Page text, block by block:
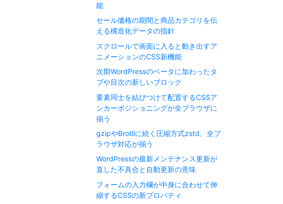
能
セール価格の期間と商品カテゴリを伝
える構造化データの指針
スクロールで画面に入ると動き出すア
ニメーションのCSS新機能
次期WordPressのベータに加わったタ
ブや目次の新しいブロック
要素同士を結びつけて配置するCSSア
ンカーポジショニングが全ブラウザに
揃う
gzipやBrotliに続く圧縮方式zstd、全ブ
ラウザ対応が揃う
WordPressの最新メンテナンス更新が
直した不具合と自動更新の意味
フォームの入力欄が中身に合わせて伸
縮するCSSの新プロパティ